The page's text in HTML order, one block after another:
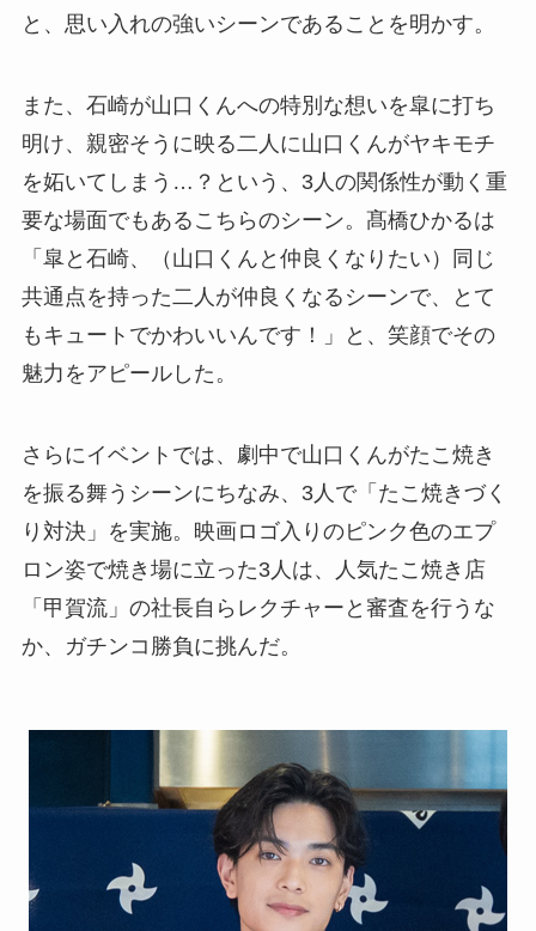
と、思い入れの強いシーンであることを明かす。
また、石崎が山口くんへの特別な想いを皐に打ち
明け、親密そうに映る二人に山口くんがヤキモチ
を妬いてしまう…？という、3人の関係性が動く重
要な場面でもあるこちらのシーン。髙橋ひかるは
「皐と石崎、（山口くんと仲良くなりたい）同じ
共通点を持った二人が仲良くなるシーンで、とて
もキュートでかわいいんです！」と、笑顔でその
魅力をアピールした。
さらにイベントでは、劇中で山口くんがたこ焼き
を振る舞うシーンにちなみ、3人で「たこ焼きづく
り対決」を実施。映画ロゴ入りのピンク色のエプ
ロン姿で焼き場に立った3人は、人気たこ焼き店
「甲賀流」の社長自らレクチャーと審査を行うな
か、ガチンコ勝負に挑んだ。